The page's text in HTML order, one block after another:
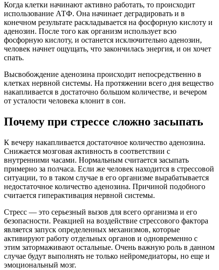
Когда клетки начинают активно работать, то происходит
использование АТФ. Она начинает деградировать и в
конечном результате раскладывается на фосфорную кислоту и
аденозин. После того как организм использует всю
фосфорную кислоту, и останется исключительно аденозин,
человек начнет ощущать, что закончилась энергия, и он хочет
спать.
Высвобождение аденозина происходит непосредственно в
клетках нервной системы. На протяжении всего дня вещество
накапливается в достаточно большом количестве, и вечером
от усталости человека клонит в сон.
Почему при стрессе сложно засыпать
К вечеру накапливается достаточное количество аденозина.
Снижается мозговая активность в соответствии с
внутренними часами. Нормальным считается засыпать
примерно за полчаса. Если же человек находится в стрессовой
ситуации, то в таком случае в его организме вырабатывается
недостаточное количество аденозина. Причиной подобного
считается гиперактивация нервной системы.
Стресс — это серьезный вызов для всего организма и его
безопасности. Реакцией на воздействие стрессового фактора
является запуск определенных механизмов, которые
активируют работу отдельных органов и одновременно с
этим затормаживают остальные. Очень важную роль в данном
случае будут выполнять не только нейромедиаторы, но еще и
эмоциональный мозг.